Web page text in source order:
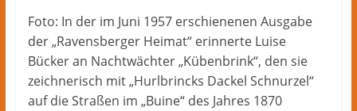
Foto: In der im Juni 1957 erschienenen Ausgabe
der „Ravensberger Heimat“ erinnerte Luise
Bücker an Nachtwächter „Kübenbrink“, den sie
zeichnerisch mit „Hurlbrincks Dackel Schnurzel“
auf die Straßen im „Buine“ des Jahres 1870